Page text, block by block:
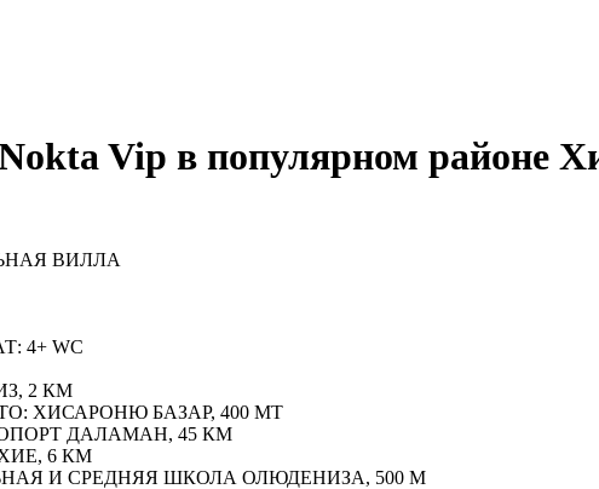
Vip в популярном районе
ВИЛЛА
4+ WC
2 КМ
ХИСАРОНЮ БАЗАР, 400 МТ
ДАЛАМАН, 45 КМ
6 КМ
И СРЕДНЯЯ ШКОЛА ОЛЮДЕНИЗА, 500 M